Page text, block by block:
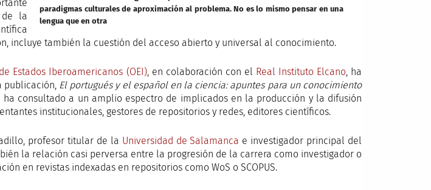
paradigmas culturales de aproximación al problema. No es lo mismo pensar en una
lengua que en otra
la
incluye también la cuestión del acceso abierto y universal al conocimiento.
Estados Iberoamericanos (OEI), en colaboración con el Real Instituto Elcano, ha
publicación, El portugués y el español en la ciencia: apuntes para un conocimiento
ha consultado a un amplio espectro de implicados en la producción y la difusión
institucionales, gestores de repositorios y redes, editores científicos.
profesor titular de la Universidad de Salamanca e investigador principal del
la relación casi perversa entre la progresión de la carrera como investigador o
en revistas indexadas en repositorios como WoS o SCOPUS.